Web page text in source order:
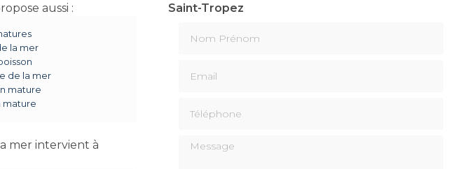
aussi :
la mer
de la mer
mature
mature
mer intervient à
Saint-Tropez
Message